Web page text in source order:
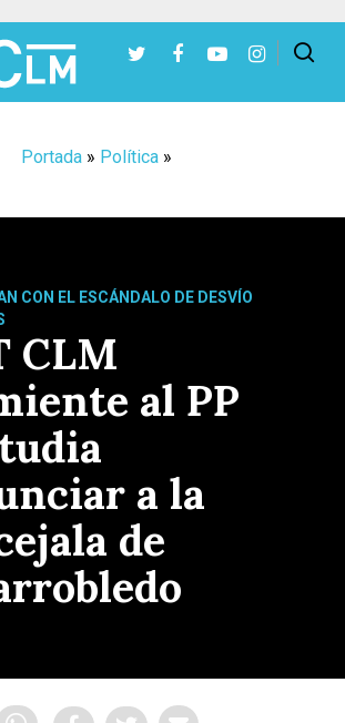
Portada » Política »
CON EL ESCÁNDALO DE DESVÍO
CLM
al PP
a la
de